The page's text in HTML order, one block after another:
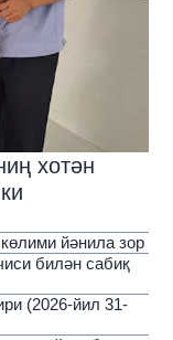
хотән
йәнила зор
билән сабиқ
(2026-йил 31-